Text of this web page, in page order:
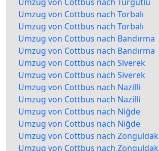
Umzug von Cottbus nach Torbalı
Umzug von Cottbus nach Torbalı
Umzug von Cottbus nach Bandırma
Umzug von Cottbus nach Bandırma
Umzug von Cottbus nach Siverek
Umzug von Cottbus nach Siverek
Umzug von Cottbus nach Nazilli
Umzug von Cottbus nach Nazilli
Umzug von Cottbus nach Niğde
Umzug von Cottbus nach Niğde
Umzug von Cottbus nach Zonguldak
Umzug von Cottbus nach Zonguldak